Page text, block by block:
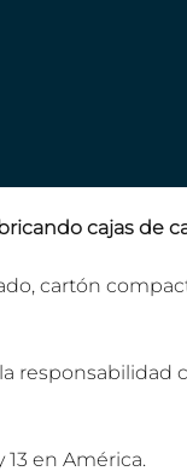
cajas de
cartón
responsabilidad
en América.